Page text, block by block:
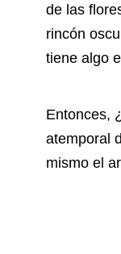
de las
rincón
tiene algo
Entonces,
atemporal
mismo el